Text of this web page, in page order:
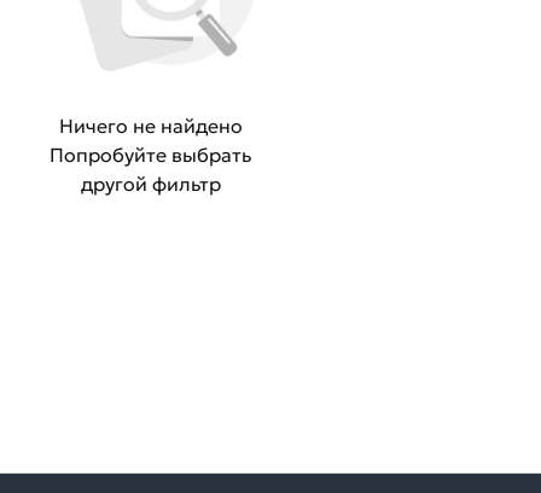
Ничего не найдено
Попробуйте выбрать
другой фильтр